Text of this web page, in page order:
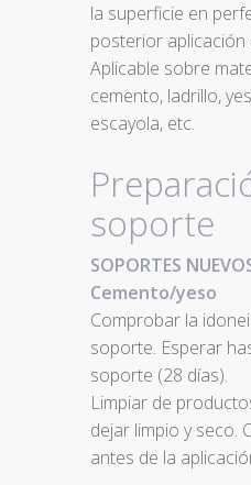
la superficie en
posterior aplicación
Aplicable sobre
cemento, ladrillo,
escayola, etc.
soporte
SOPORTES
Cemento/yeso
Comprobar la
soporte. Esperar
soporte (28 días).
Limpiar de
dejar limpio y seco.
antes de la